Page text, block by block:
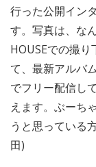
行った公開イン
す。写真は、な
HOUSEでの撮
て、最新アルバ
でフリー配信し
えます。ぶーち
うと思っている
田)